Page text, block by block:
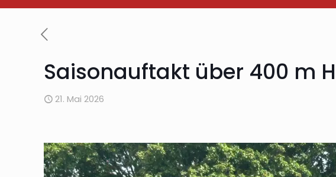
Saisonauftakt über 400 m
21. Mai 2026